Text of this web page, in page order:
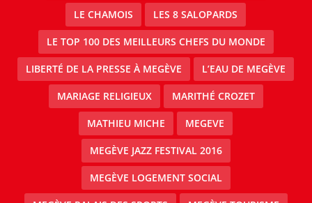
LE CHAMOIS LES 8 SALOPARDS
LE TOP 100 DES MEILLEURS CHEFS DU MONDE
LIBERTÉ DE LA PRESSE À MEGÈVE L’EAU DE MEGÈVE
MARIAGE RELIGIEUX MARITHÉ CROZET
MATHIEU MICHE MEGEVE
MEGÈVE JAZZ FESTIVAL 2016
MEGÈVE LOGEMENT SOCIAL